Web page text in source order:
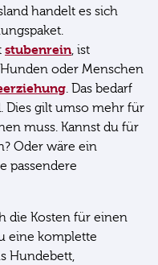
handelt es sich
stubenrein, ist
oder Menschen
. Das bedarf
Dies gilt umso mehr für
muss. Kannst du für
Oder wäre ein
passendere
die Kosten für einen
eine komplette
Hundebett,